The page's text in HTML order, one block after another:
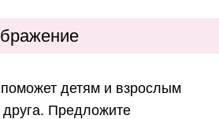
детям и взрослым
друга. Предложите